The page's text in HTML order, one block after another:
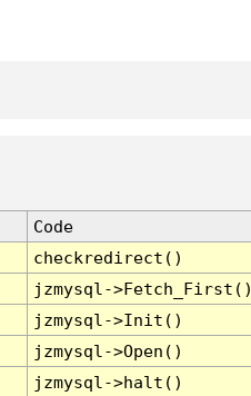
Code
checkredirect()
jzmysql-
jzmysql->Init()
jzmysql->Open()
jzmysql->halt()